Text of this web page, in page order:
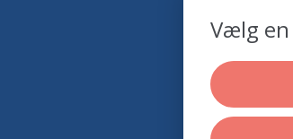
Vælg